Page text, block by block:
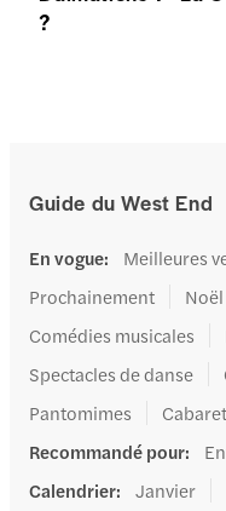
?
Guide du West End
En vogue: Meilleures
Prochainement
Noël
Comédies musicales
Spectacles de danse
Pantomimes
Cabaret
Recommandé pour:
Calendrier: Janvier